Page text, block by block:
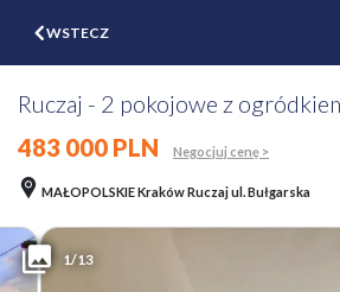
WSTECZ
Ruczaj - 2 pokojowe z
483 000 PLN
Negocjuj cenę >
MAŁOPOLSKIE Kraków Ruczaj ul. Bułgarska
1/13